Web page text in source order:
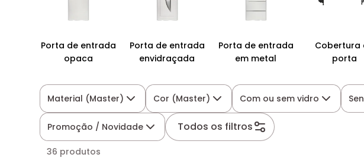
Porta de entrada
opaca
Porta de entrada
envidraçada
Porta de entrada
em metal
Cobertura
porta
Material (Master) Cor (Master) Com ou sem vidro
Promoção / Novidade Todos os filtros
36 produtos